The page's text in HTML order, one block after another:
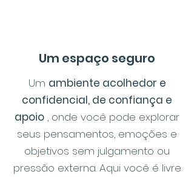
Um espaço seguro
Um ambiente acolhedor e
confidencial, de confiança e
apoio , onde você pode explorar
seus pensamentos, emoções e
objetivos sem julgamento ou
pressão externa. Aqui você é livre